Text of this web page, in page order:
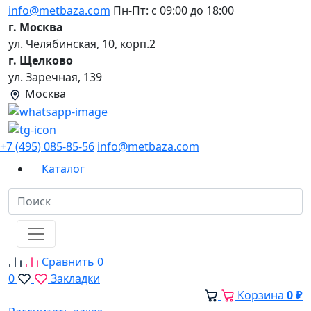
info@metbaza.com Пн-Пт: с 09:00 до 18:00
г. Москва
ул. Челябинская, 10, корп.2
г. Щелково
ул. Заречная, 139
Москва
+7 (495) 085-85-56 info@metbaza.com
Каталог
Сравнить 0
0
Закладки
Корзина 0 ₽